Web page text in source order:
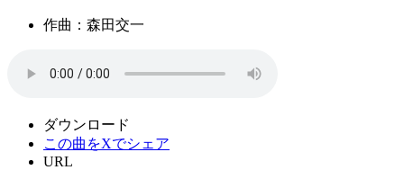
作曲：森田交一
ダウンロード
この曲をXでシェア
URL